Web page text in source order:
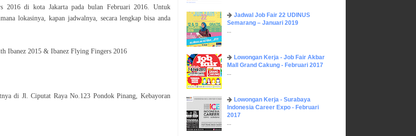
2016di kota Jakartapada bulan Februari 2016 . Untuk
lokasinya, kapan jadwalnya, secara lengkap bisa anda
Ibanez 2015 & Ibanez Flying Fingers 2016
di Jl. Ciputat Raya No.123 Pondok Pinang, Kebayoran
Jadwal Job Fair 22 UDINUS
Semarang – Januari 2019
...
Lowongan Kerja - Job Fair ​Akbar ​
Mall Grand Cakung - Februari 2017
...
Lowongan Kerja - Surabaya
Indonesia Career Expo - Februari
2017
...